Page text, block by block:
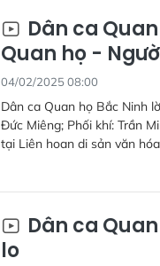
Dân ca
Quan họ -
04/02/2025 08:00
Dân ca Quan họ Bắc Ninh
Đức Miêng; Phối khí: Trần
tại Liên hoan di sản văn
Dân ca
lo